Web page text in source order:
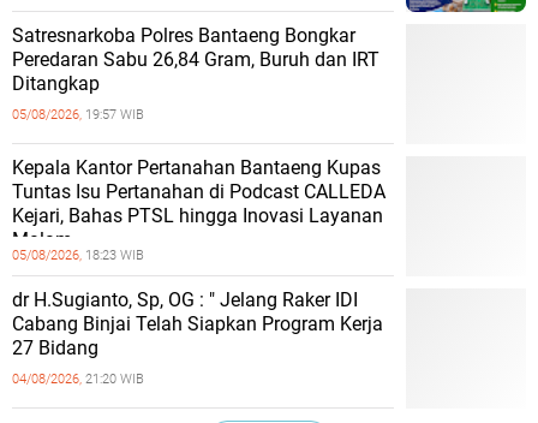
Satresnarkoba Polres Bantaeng Bongkar
Peredaran Sabu 26,84 Gram, Buruh dan IRT
Ditangkap
05/08/2026, 19:57 WIB
Kepala Kantor Pertanahan Bantaeng Kupas
Tuntas Isu Pertanahan di Podcast CALLEDA
Kejari, Bahas PTSL hingga Inovasi Layanan
Malam
05/08/2026, 18:23 WIB
dr H.Sugianto, Sp, OG : " Jelang Raker IDI
Cabang Binjai Telah Siapkan Program Kerja
27 Bidang
04/08/2026, 21:20 WIB